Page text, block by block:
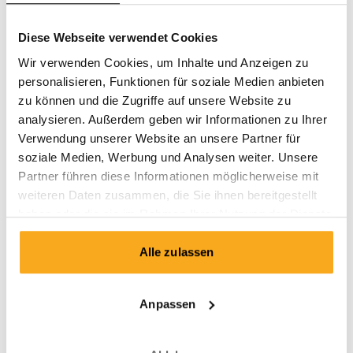
Diese Webseite verwendet Cookies
Wir verwenden Cookies, um Inhalte und Anzeigen zu
personalisieren, Funktionen für soziale Medien anbieten
zu können und die Zugriffe auf unsere Website zu
analysieren. Außerdem geben wir Informationen zu Ihrer
Verwendung unserer Website an unsere Partner für
soziale Medien, Werbung und Analysen weiter. Unsere
Partner führen diese Informationen möglicherweise mit
weiteren Daten zusammen, die Sie ihnen bereitgestellt
haben oder die sie im Rahmen Ihrer Nutzung der Dienste
gesammelt haben.
Alle zulassen
Anpassen
Deine gratis socks wartet auf
dich.
Reaktiviere jetzt deine Mitgliedschaft und erhalte ein
kostenloses Willkommensgeschenk zu deiner ersten
Lieferung! Exklusive Designs, Top-Qualität und
überraschende Prints zu einem günstigen Preis. Worauf
wartest du noch?